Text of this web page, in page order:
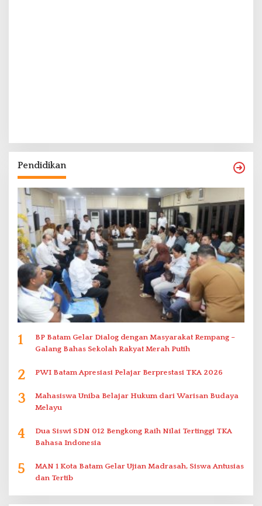
Pendidikan
1
BP Batam Gelar Dialog dengan Masyarakat Rempang –
Galang Bahas Sekolah Rakyat Merah Putih
2 PWI Batam Apresiasi Pelajar Berprestasi TKA 2026
3
Mahasiswa Uniba Belajar Hukum dari Warisan Budaya
Melayu
4
Dua Siswi SDN 012 Bengkong Raih Nilai Tertinggi TKA
Bahasa Indonesia
5
MAN 1 Kota Batam Gelar Ujian Madrasah, Siswa Antusias
dan Tertib